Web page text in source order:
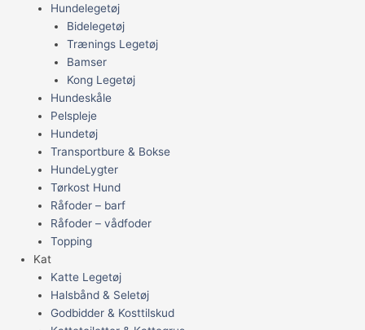
Hundelegetøj
Bidelegetøj
Trænings Legetøj
Bamser
Kong Legetøj
Hundeskåle
Pelspleje
Hundetøj
Transportbure & Bokse
HundeLygter
Tørkost Hund
Råfoder – barf
Råfoder – vådfoder
Topping
Kat
Katte Legetøj
Halsbånd & Seletøj
Godbidder & Kosttilskud